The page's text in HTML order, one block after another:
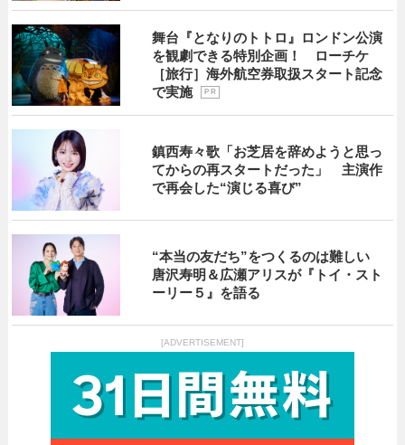
舞台『となりのトトロ』ロンドン公演
を観劇できる特別企画！ ローチケ
［旅行］海外航空券取扱スタート記念
で実施
P R
鎮西寿々歌「お芝居を辞めようと思っ
てからの再スタートだった」 主演作
で再会した“演じる喜び”
“本当の友だち”をつくるのは難しい
唐沢寿明＆広瀬アリスが『トイ・スト
ーリー５』を語る
[ADVERTISEMENT]